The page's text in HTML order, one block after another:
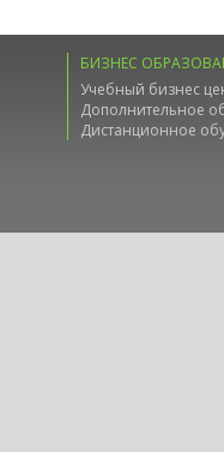
БИЗНЕС
Учебный бизнес
Дополнительное
Дистанционное